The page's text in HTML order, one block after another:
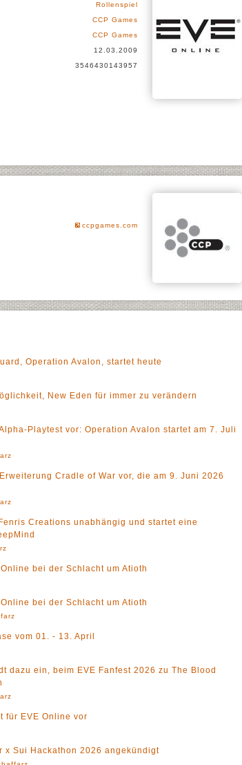
Rollenspiel
CCP Games
CCP Games
12.03.2009
3546430143957
ccpgames.com
Operation Avalon, startet heute
New Eden für immer zu verändern
Playtest vor: Operation Avalon startet am 7. Juli
Cradle of War vor, die am 9. Juni 2026
Creations unabhängig und startet eine
bei der Schlacht um Atioth
bei der Schlacht um Atioth
vom 01. - 13. April
dazu ein, beim EVE Fanfest 2026 zu The Blood
für EVE Online vor
x Sui Hackathon 2026 angekündigt